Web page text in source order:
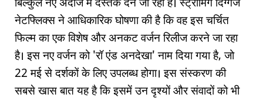
बिल्कुल नए अंदाज में दस्तक देने जा रही है। स्ट्रीमिंग दिग्गज
नेटफ्लिक्स ने आधिकारिक घोषणा की है कि वह इस चर्चित
फिल्म का एक विशेष और अनकट वर्जन रिलीज करने जा रहा
है। इस नए वर्जन को 'रॉ एंड अनदेखा' नाम दिया गया है, जो
22 मई से दर्शकों के लिए उपलब्ध होगा। इस संस्करण की
सबसे खास बात यह है कि इसमें उन दृश्यों और संवादों को भी